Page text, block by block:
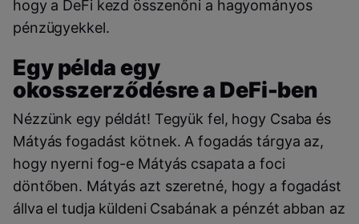
hogy a DeFi kezd összenőni a hagyományos
pénzügyekkel.
Egy példa egy
okosszerződésre a DeFi-ben
Nézzünk egy példát! Tegyük fel, hogy Csaba és
Mátyás fogadást kötnek. A fogadás tárgya az,
hogy nyerni fog-e Mátyás csapata a foci
döntőben. Mátyás azt szeretné, hogy a fogadást
állva el tudja küldeni Csabának a pénzét abban az